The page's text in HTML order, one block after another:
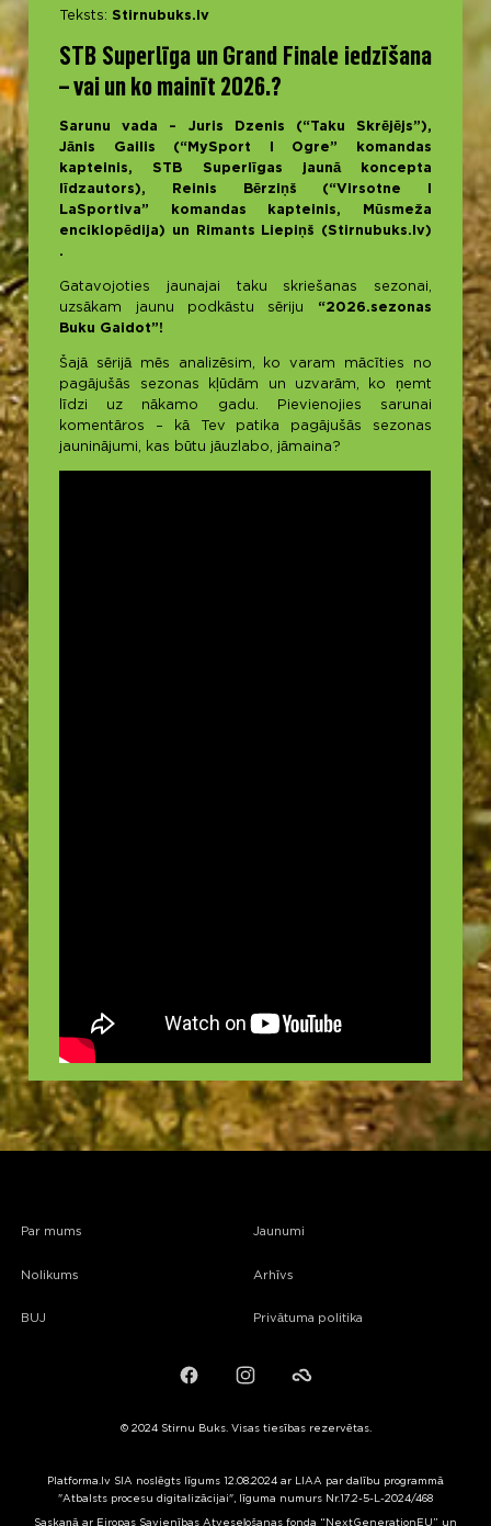
Teksts: Stirnubuks.lv
STB Superlīga un Grand Finale iedzīšana
– vai un ko mainīt 2026.?
Sarunu vada – Juris Dzenis (“Taku Skrējējs”),
Jānis Gailis (“MySport I Ogre” komandas
kapteinis, STB Superlīgas jaunā koncepta
līdzautors), Reinis Bērziņš (“Virsotne I
LaSportiva” komandas kapteinis, Mūsmeža
enciklopēdija) un Rimants Liepiņš (Stirnubuks.lv)
.
Gatavojoties jaunajai taku skriešanas sezonai,
uzsākam jaunu podkāstu sēriju
“2026.sezonas
Buku Gaidot”!
Šajā sērijā mēs analizēsim, ko varam mācīties no
pagājušās sezonas kļūdām un uzvarām, ko ņemt
līdzi uz nākamo gadu. Pievienojies sarunai
komentāros – kā Tev patika pagājušās sezonas
jauninājumi, kas būtu jāuzlabo, jāmaina?
Par mums
Nolikums
BUJ
Jaunumi
Arhīvs
Privātuma politika
FacebookInstagramFailiem.lv
© 2024 Stirnu Buks. Visas tiesības rezervētas.
Platforma.lv SIA noslēgts līgums 12.08.2024 ar LIAA par dalību programmā
"Atbalsts procesu digitalizācijai", līguma numurs Nr.17.2-5-L-2024/468
Saskaņā ar Eiropas Savienības Atveseļošanas fonda “NextGenerationEU” un